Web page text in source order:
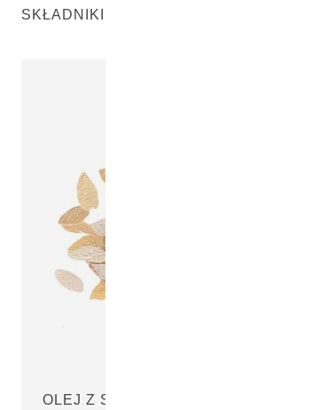
SKŁADNIKI
OLEJ Z SEZAMU INDYJSKIEGO